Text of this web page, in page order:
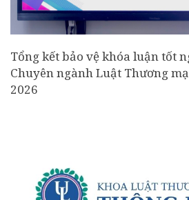
Tổng kết bảo vệ khóa luận tốt
Chuyên ngành Luật Thương
2026